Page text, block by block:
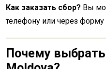
Как заказать сбор? Вы
телефону или через форму
Почему выбрать